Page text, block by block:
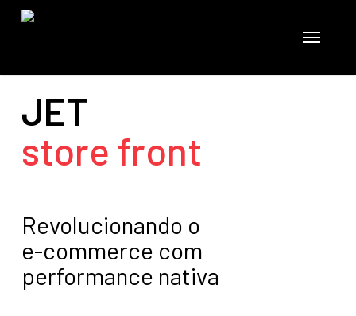
Skip
Menu
JET
store front
Revolucionando o
e-commerce com
performance nativa